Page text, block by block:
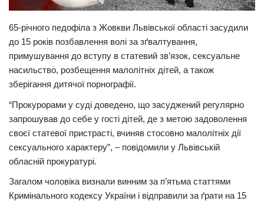
Привітання
Здоров’я
Кримінал
Трагедії
Курйози
Суспільство
Культура
#Війна
65-річного педофіла з Жовкви Львівської області засудили
до 15 років позбавлення волі за зґвалтування,
примушування до вступу в статевий зв’язок, сексуальне
насильство, розбещення малолітніх дітей, а також
зберігання дитячої порнографії.
“Прокурорами у суді доведено, що засуджений регулярно
запрошував до себе у гості дітей, де з метою задоволення
своєї статевої пристрасті, вчиняв стосовно малолітніх дії
сексуального характеру”, – повідомили у Львівській
обласній прокуратурі.
Загалом чоловіка визнали винним за п’ятьма статтями
Кримінального кодексу України і відправили за ґрати на 15